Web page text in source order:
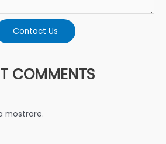
Contact Us
COMMENTS
mostrare.